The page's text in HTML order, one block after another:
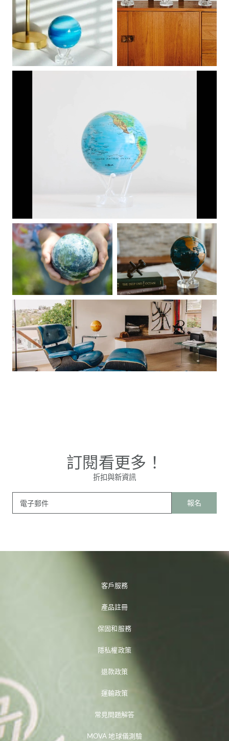
訂閱看更多！
折扣與新資訊
電子郵件 報名
客戶服務
產品註冊
保固和服務
隱私權政策
退款政策
運輸政策
常見問題解答
MOVA 地球儀測驗